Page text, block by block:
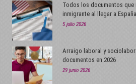
Todos los documentos que
inmigrante al llegar a España
5 julio 2026
Arraigo laboral y
documentos en 2026
29 junio 2026